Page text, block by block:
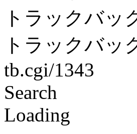
トラックバッ
トラックバッ
tb.cgi/1343
Search
Loading